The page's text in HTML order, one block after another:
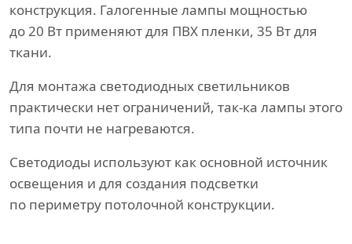
конструкция. Галогенные лампы мощностью
до 20 Вт применяют для ПВХ пленки, 35 Вт для
ткани.
Для монтажа светодиодных светильников
практически нет ограничений, так-ка лампы этого
типа почти не нагреваются.
Светодиоды используют как основной источник
освещения и для создания подсветки
по периметру потолочной конструкции.